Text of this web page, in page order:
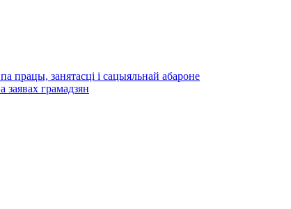
працы, занятасці і сацыяльнай абароне
грамадзян